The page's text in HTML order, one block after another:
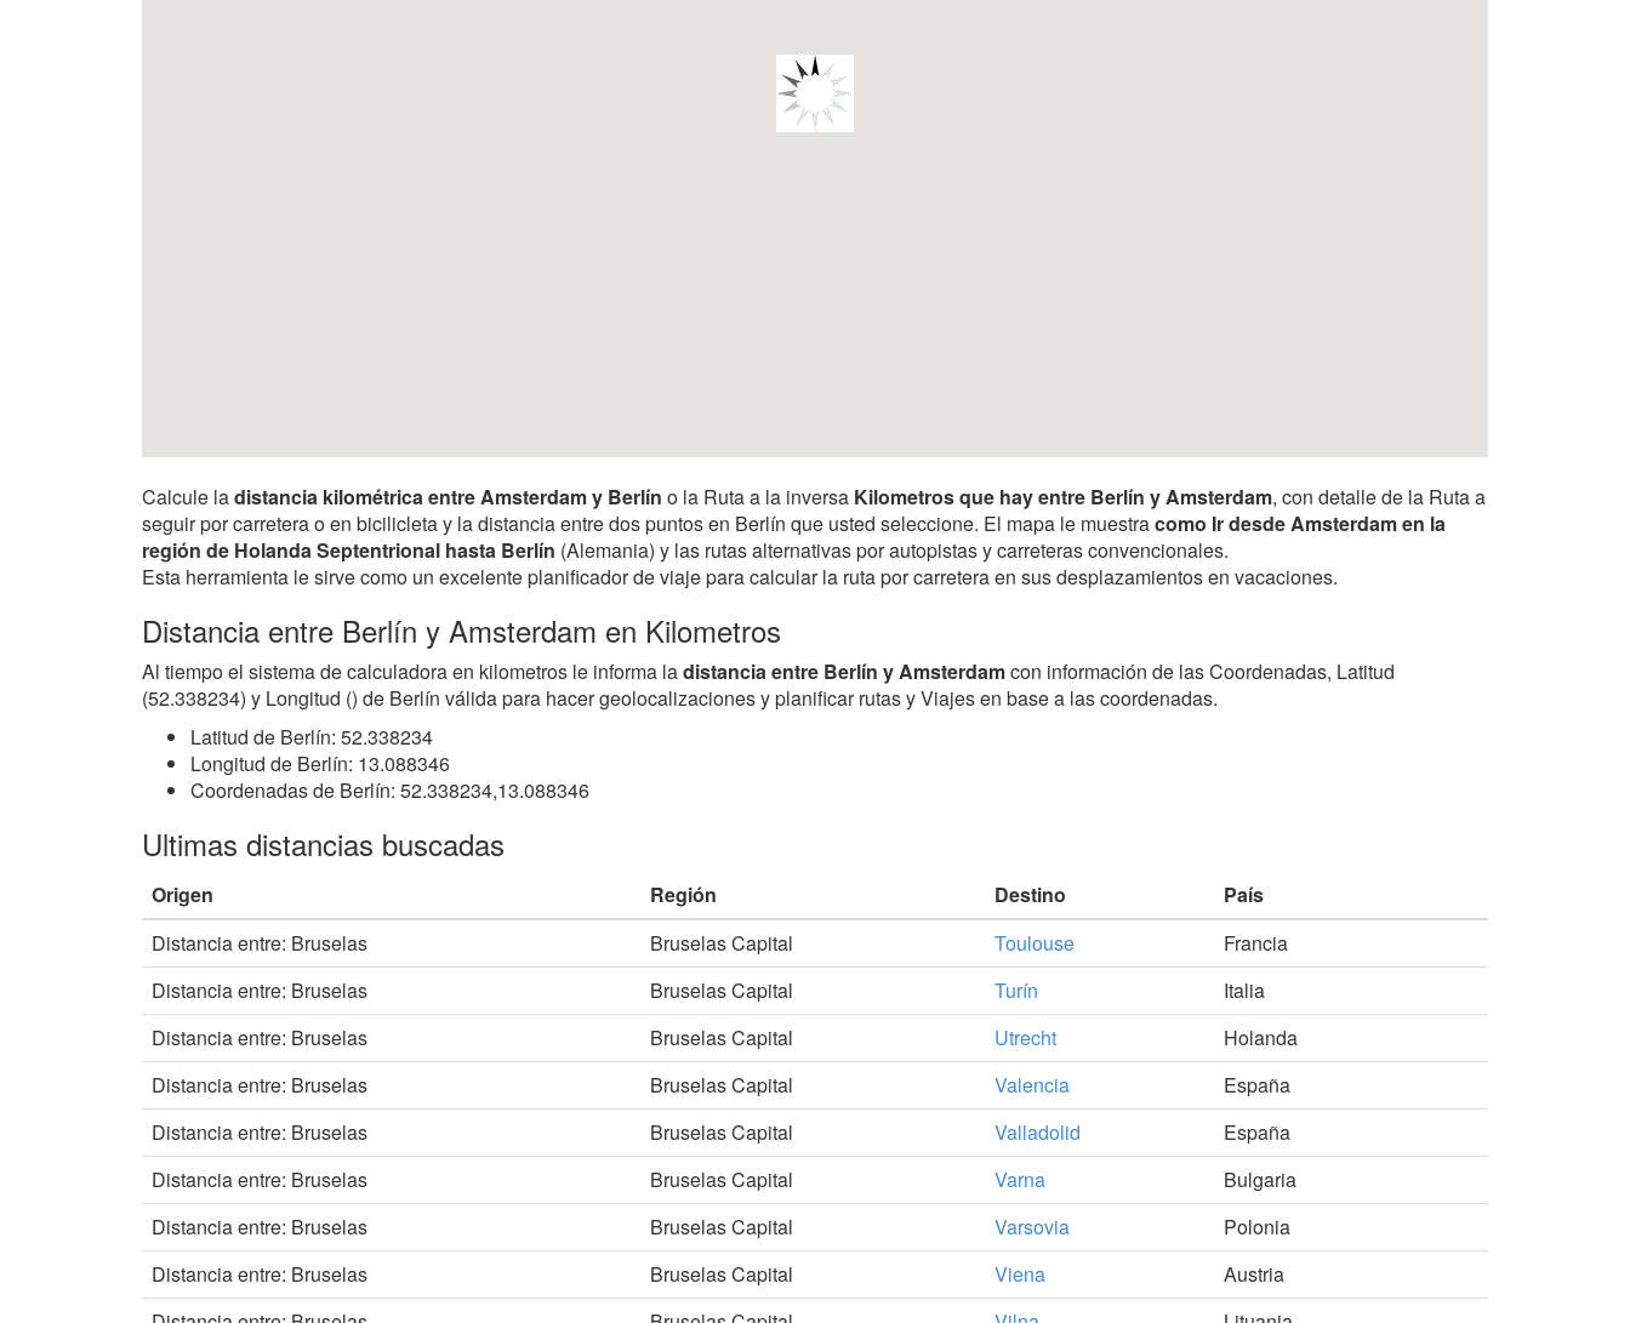
Calcule ladistancia kilométrica entre Amsterdam y Berlín o la Ruta a la inversa Kilometros que hay entre Berlín y Amsterdam, con detalle de la Ruta a
seguir por carretera o en bicilicleta y la distancia entre dos puntos en Berlín que usted seleccione. El mapa le muestracomo Ir desde Amsterdam en la
región de Holanda Septentrional hasta Berlín (Alemania) y las rutas alternativas por autopistas y carreteras convencionales.
Esta herramienta le sirve como un excelente planificador de viaje para calcular la ruta por carretera en sus desplazamientos en vacaciones.
Distancia entre Berlín y Amsterdam en Kilometros
Al tiempo el sistema de calculadora en kilometros le informa ladistancia entre Berlín y Amsterdamcon información de las Coordenadas, Latitud
(52.338234) y Longitud () de Berlín válida para hacer geolocalizaciones y planificar rutas y Viajes en base a las coordenadas.
Latitud de Berlín: 52.338234
Longitud de Berlín: 13.088346
Coordenadas de Berlín: 52.338234,13.088346
Ultimas distancias buscadas
Origen Región Destino
País
Distancia entre: Bruselas
Bruselas Capital Toulouse
Francia
Distancia entre: Bruselas
Bruselas Capital Turín
Italia
Distancia entre: Bruselas
Bruselas Capital Utrecht
Holanda
Distancia entre: Bruselas
Bruselas Capital Valencia
España
Distancia entre: Bruselas
Bruselas Capital Valladolid
España
Distancia entre: Bruselas
Bruselas Capital Varna
Bulgaria
Distancia entre: Bruselas
Bruselas Capital Varsovia
Polonia
Distancia entre: Bruselas
Bruselas Capital Viena
Austria